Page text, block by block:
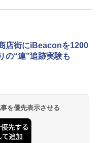
店街にiBeaconを1200
の“連”追跡実験も
を優先表示させる